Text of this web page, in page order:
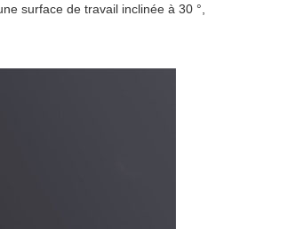
surface de travail inclinée à 30 °,